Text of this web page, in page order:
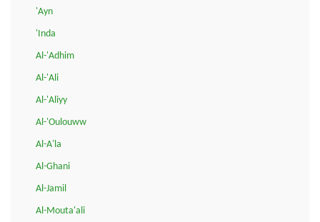
'Ayn
'Inda
Al-'Adhim
Al-'Ali
Al-'Aliyy
Al-'Oulouww
Al-A'la
Al-Ghani
Al-Jamil
Al-Mouta'ali